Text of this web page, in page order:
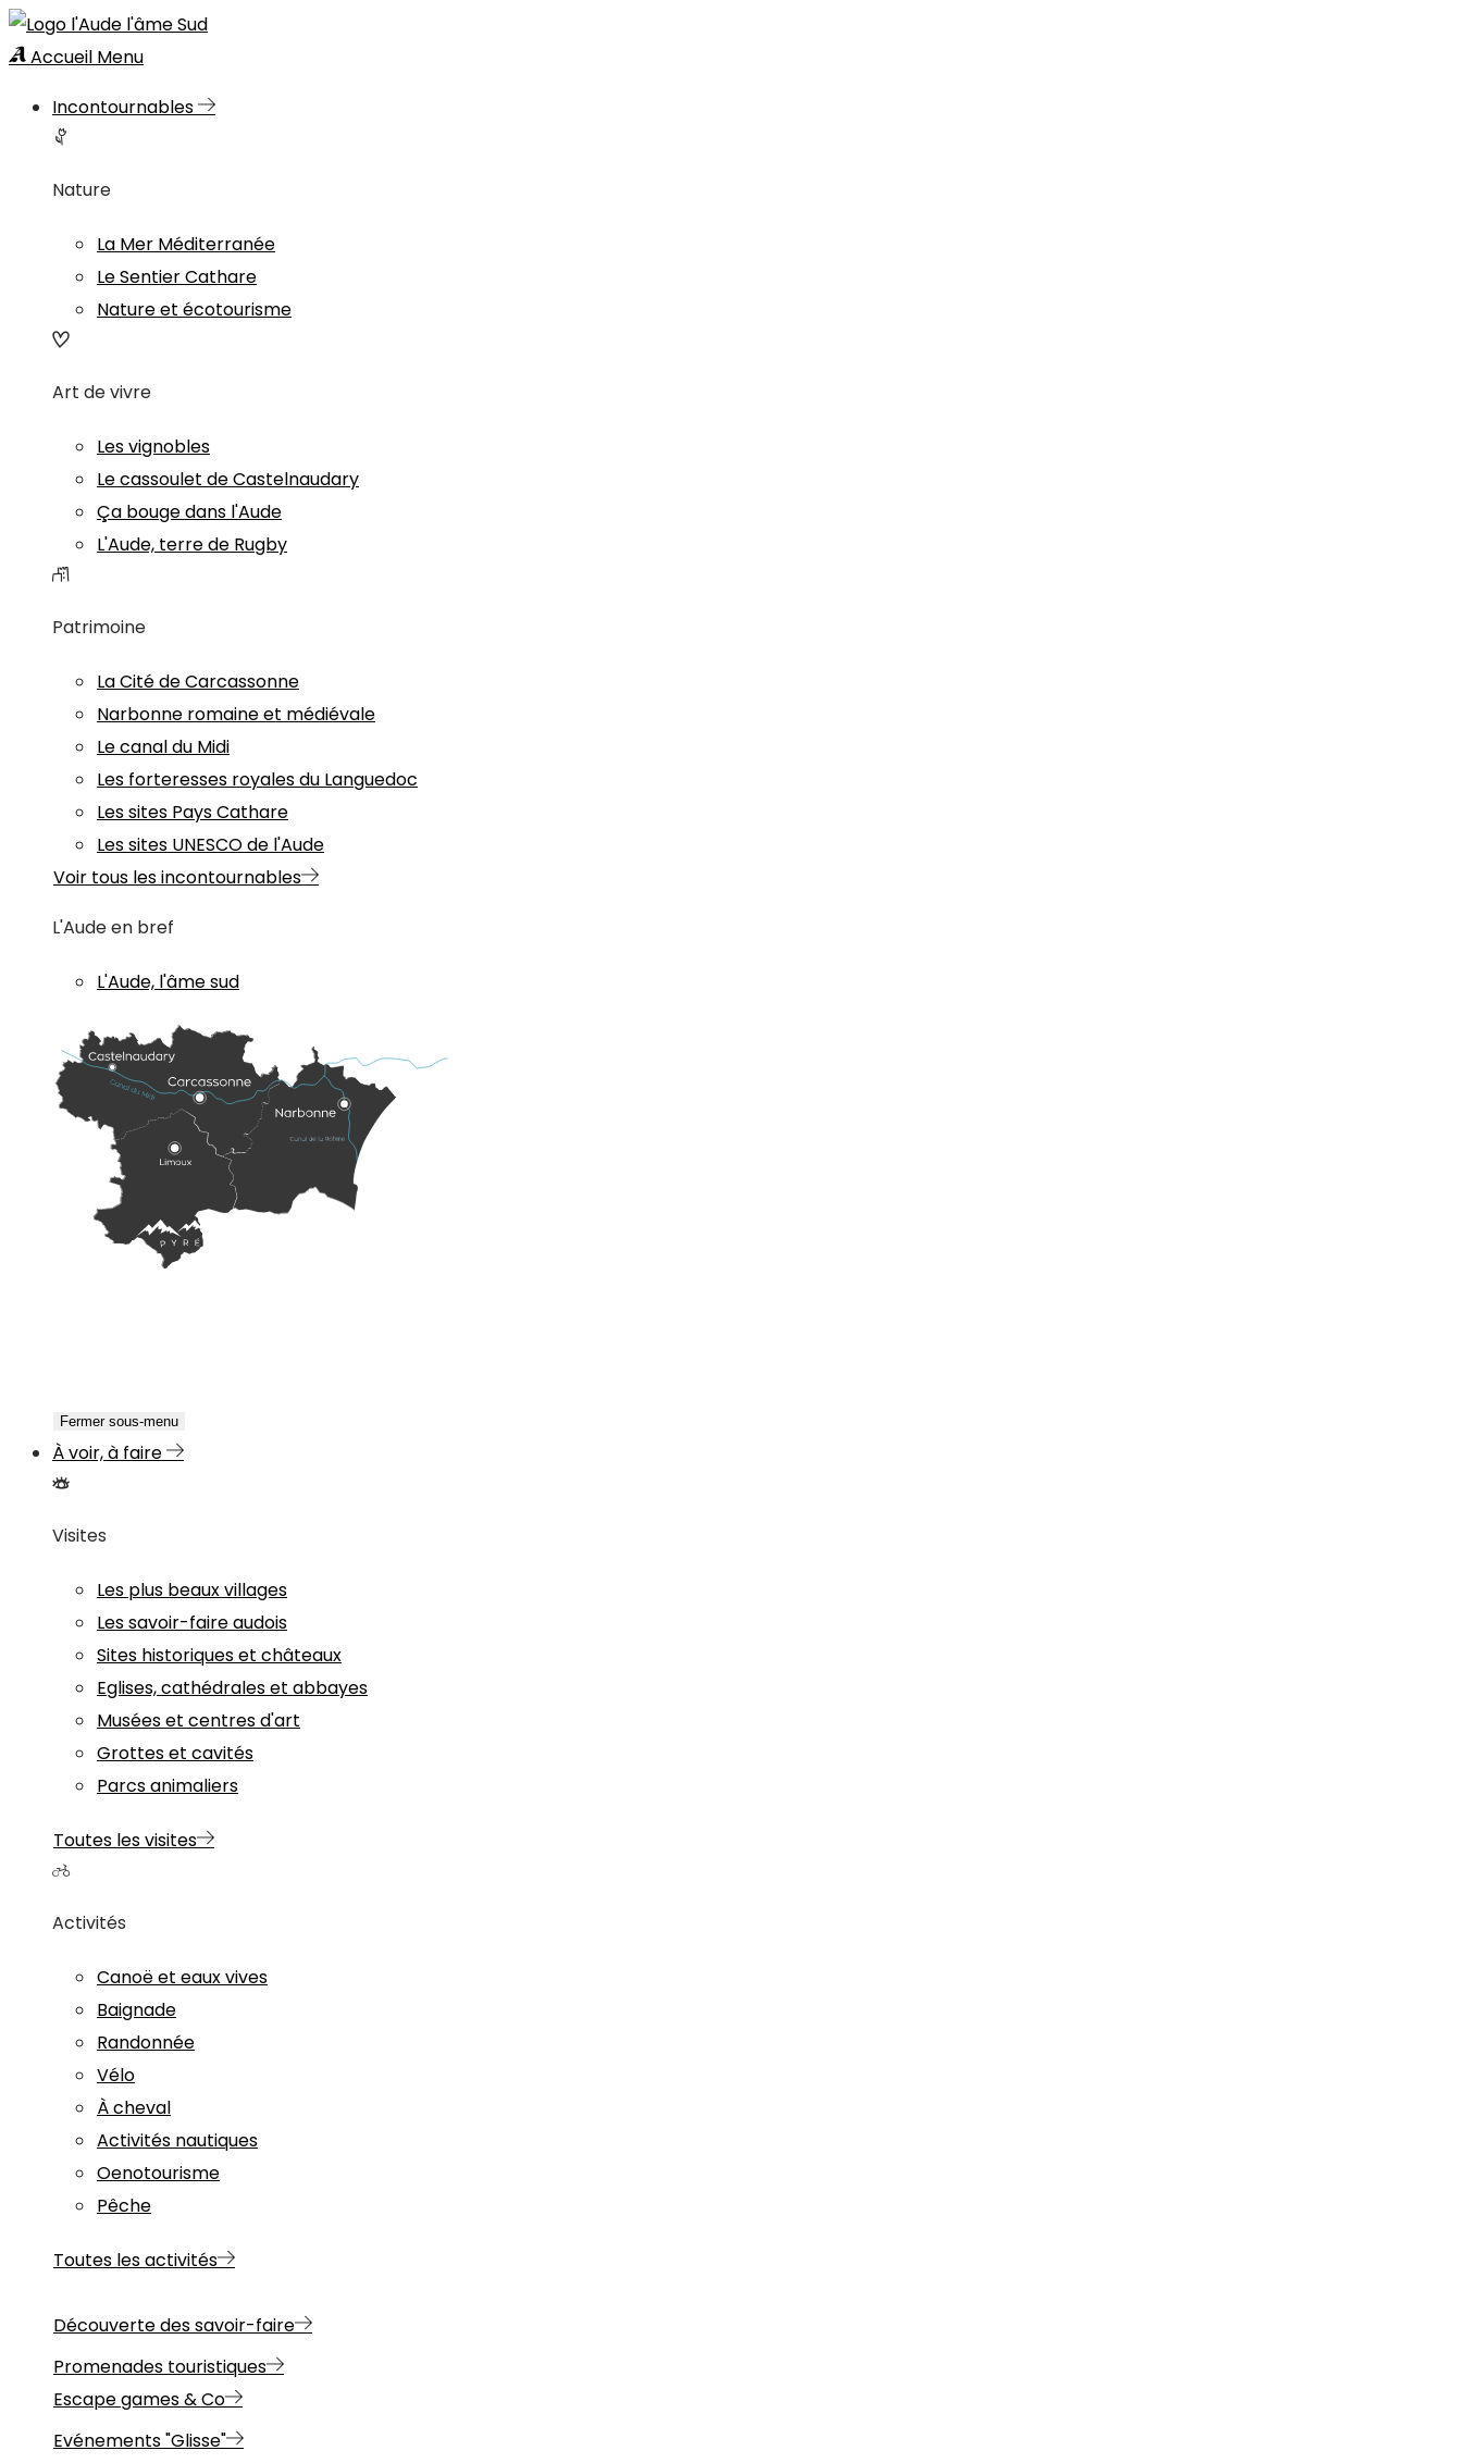
Accueil Menu
Incontournables
Nature
La Mer Méditerranée
Le Sentier Cathare
Nature et écotourisme
Art de vivre
Les vignobles
Le cassoulet de Castelnaudary
Ça bouge dans l'Aude
L'Aude, terre de Rugby
Patrimoine
La Cité de Carcassonne
Narbonne romaine et médiévale
Le canal du Midi
Les forteresses royales du Languedoc
Les sites Pays Cathare
Les sites UNESCO de l'Aude
Voir tous les incontournables
L'Aude en bref
L'Aude, l'âme sud
Fermer sous-menu
À voir, à faire
Visites
Les plus beaux villages
Les savoir-faire audois
Sites historiques et châteaux
Eglises, cathédrales et abbayes
Musées et centres d'art
Grottes et cavités
Parcs animaliers
Toutes les visites
Activités
Canoë et eaux vives
Baignade
Randonnée
Vélo
À cheval
Activités nautiques
Oenotourisme
Pêche
Toutes les activités
Découverte des savoir-faire
Promenades touristiques
Escape games & Co
Evénements "Glisse"